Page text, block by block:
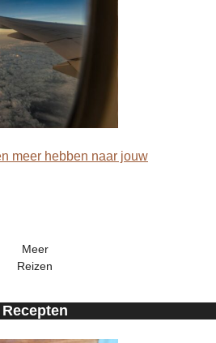
meer hebben naar jouw
Meer
Reizen
Recepten